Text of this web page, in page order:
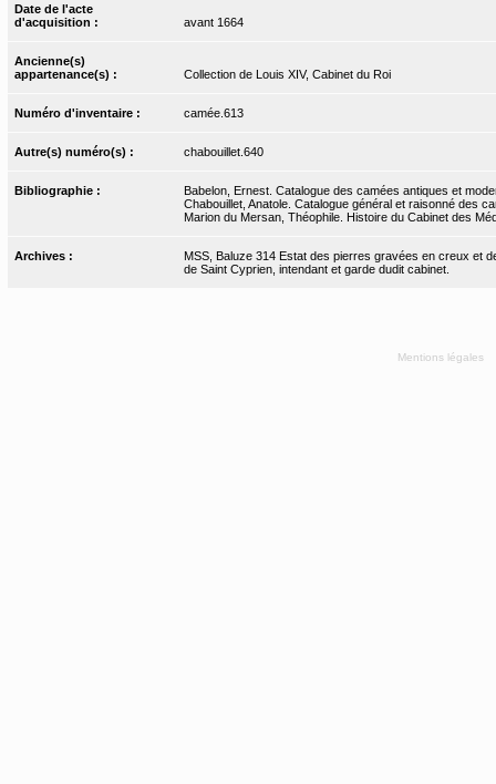
Date de l'acte
d'acquisition :
avant 1664
Ancienne(s)
appartenance(s) :
Collection de Louis XIV, Cabinet du Roi
Numéro d'inventaire : camée.613
Autre(s) numéro(s) : chabouillet.640
Bibliographie :
Babelon, Ernest. Catalogue des camées antiques et
Chabouillet, Anatole. Catalogue général et raisonné des
Marion du Mersan, Théophile. Histoire du Cabinet des
Archives :
MSS, Baluze 314 Estat des pierres gravées en creux et
de Saint Cyprien, intendant et garde dudit cabinet.
Mentions légales